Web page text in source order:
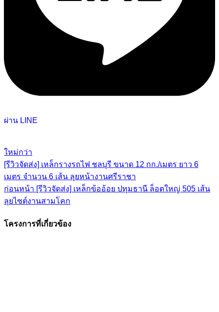
ผ่าน LINE
ใหม่กว่า
[รีวิวจัดส่ง] เหล็กรางรถไฟ ชลบุรี ขนาด 12 กก./เมตร ยาว 6
เมตร จำนวน 6 เส้น ลุยหน้างานศรีราชา
ก่อนหน้า [รีวิวจัดส่ง] เหล็กข้ออ้อย ปทุมธานี ล็อตใหญ่ 505 เส้น
ลุยไซต์งานสามโคก
โครงการที่เกี่ยวข้อง